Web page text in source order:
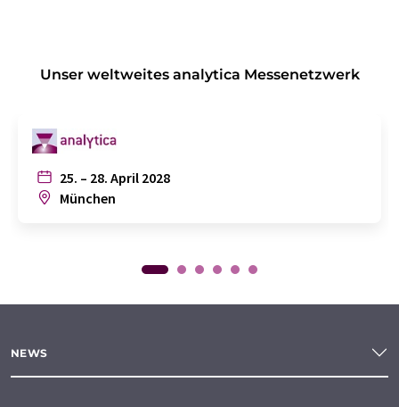
Unser weltweites analytica Messenetzwerk
25. – 28. April 2028
München
NEWS